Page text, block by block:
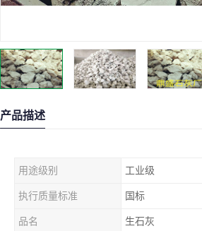
产品描述
用途级别 工业级
执行质量标准 国标
品名 生石灰